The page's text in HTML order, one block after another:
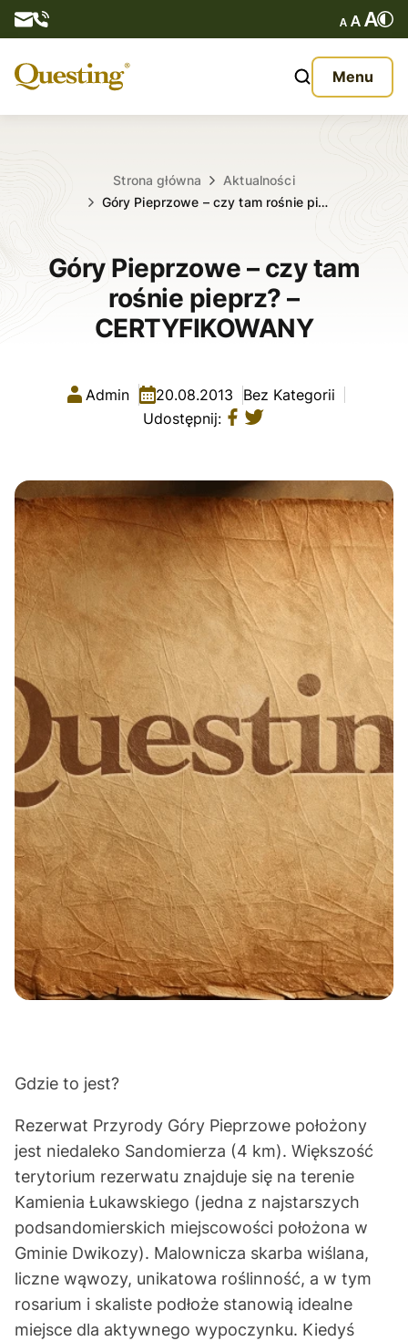
Menu
O nas
Kontakt
Strona główna
Aktualności
Góry Pieprzowe – czy tam rośnie pi…
Góry Pieprzowe – czy tam
rośnie pieprz? –
CERTYFIKOWANY
Admin 20.08.2013
Bez Kategorii
Udostępnij:
Gdzie to jest?
Rezerwat Przyrody Góry Pieprzowe położony
jest niedaleko Sandomierza (4 km). Większość
terytorium rezerwatu znajduje się na terenie
Kamienia Łukawskiego (jedna z najstarszych
podsandomierskich miejscowości położona w
Gminie Dwikozy). Malownicza skarba wiślana,
liczne wąwozy, unikatowa roślinność, a w tym
rosarium i skaliste podłoże stanowią idealne
miejsce dla aktywnego wypoczynku. Kiedyś